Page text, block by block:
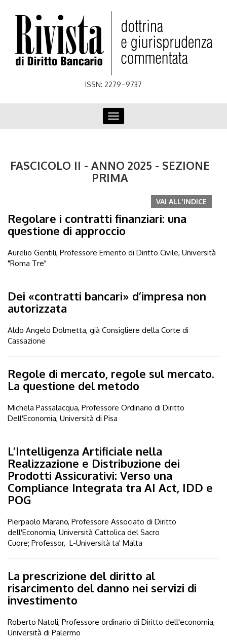
ISSN: 2279–9737
Toggle
navigation
FASCICOLO II - ANNO 2025 - SEZIONE
PRIMA
VAI ALL'INDICE
Regolare i contratti finanziari: una
questione di approccio
Aurelio Gentili, Professore Emerito di Diritto Civile, Università
"Roma Tre"
Dei «contratti bancari» d’impresa non
autorizzata
Aldo Angelo Dolmetta, già Consigliere della Corte di
Cassazione
Regole di mercato, regole sul mercato.
La questione del metodo
Michela Passalacqua, Professore Ordinario di Diritto
Dell'Economia, Università di Pisa
L’Intelligenza Artificiale nella
Realizzazione e Distribuzione dei
Prodotti Assicurativi: Verso una
Compliance Integrata tra AI Act, IDD e
POG
Pierpaolo Marano, Professore Associato di Diritto
dell'Economia, Università Cattolica del Sacro
Cuore; Professor, L-Università ta' Malta
La prescrizione del diritto al
risarcimento del danno nei servizi di
investimento
Roberto Natoli, Professore ordinario di Diritto dell'economia,
Università di Palermo